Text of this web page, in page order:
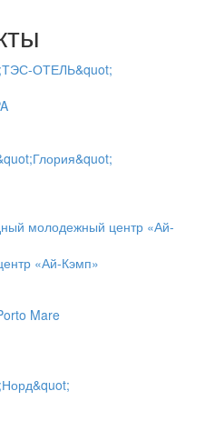
«Ай-Кэмп»